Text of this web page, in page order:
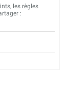
les règles
: